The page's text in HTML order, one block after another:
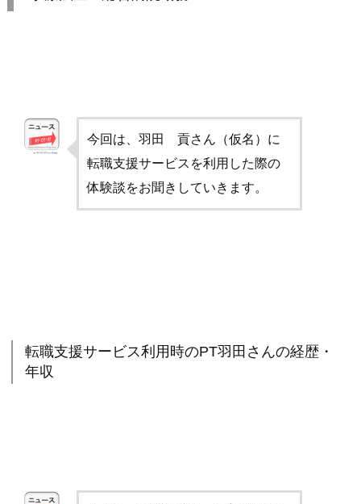
今回は、羽田 貢さん（仮名）に
転職支援サービスを利用した際の
体験談をお聞きしていきます。
転職支援サービス利用時のPT羽田さんの経歴・
年収